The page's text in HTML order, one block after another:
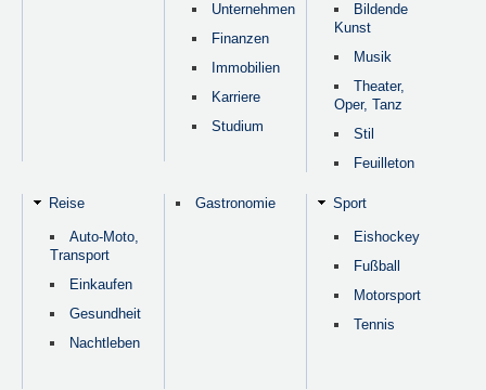
Unternehmen
Finanzen
Immobilien
Karriere
Studium
Bildende
Kunst
Musik
Theater,
Oper, Tanz
Stil
Feuilleton
Reise
Auto-Moto,
Transport
Einkaufen
Gesundheit
Nachtleben
Gastronomie Sport
Eishockey
Fußball
Motorsport
Tennis